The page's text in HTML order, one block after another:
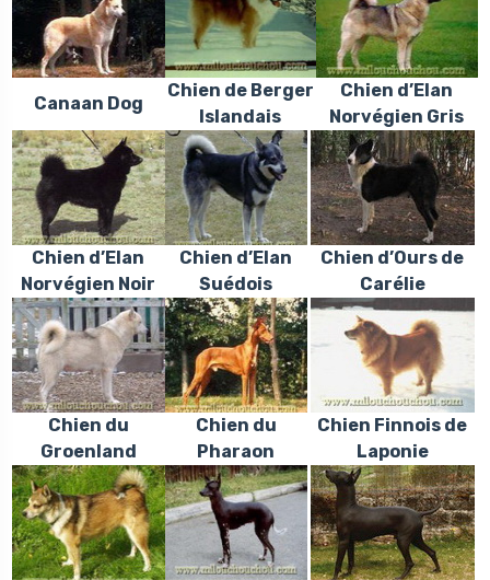
Canaan Dog
Chien de Berger
Islandais
Chien d’Elan
Norvégien Gris
Chien d’Elan
Norvégien Noir
Chien d’Elan
Suédois
Chien d’Ours de
Carélie
Chien du
Groenland
Chien du
Pharaon
Chien Finnois de
Laponie